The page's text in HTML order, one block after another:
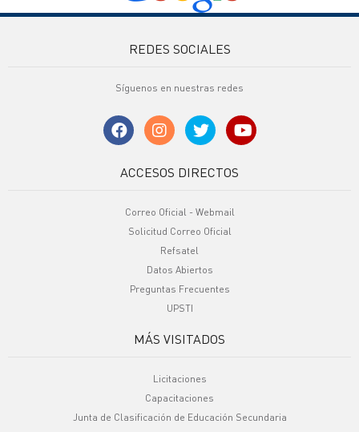
REDES SOCIALES
Síguenos en nuestras redes
ACCESOS DIRECTOS
Correo Oficial - Webmail
Solicitud Correo Oficial
Refsatel
Datos Abiertos
Preguntas Frecuentes
UPSTI
MÁS VISITADOS
Licitaciones
Capacitaciones
Junta de Clasificación de Educación Secundaria